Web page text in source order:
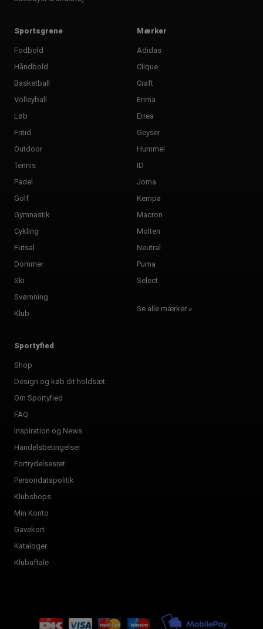
Sportsgrene
Fodbold
Håndbold
Basketball
Volleyball
Løb
Fritid
Outdoor
Tennis
Padel
Golf
Gymnastik
Cykling
Futsal
Dommer
Ski
Svømning
Klub
Mærker
Adidas
Clique
Craft
Erima
Errea
Geyser
Hummel
ID
Joma
Kempa
Macron
Molten
Neutral
Puma
Select
Se alle mærker »
Sportyfied
Shop
Design og køb dit holdsæt
Om Sportyfied
FAQ
Inspiration og News
Handelsbetingelser
Fortrydelsesret
Persondatapolitik
Klubshops
Min Konto
Gavekort
Kataloger
Klubaftale